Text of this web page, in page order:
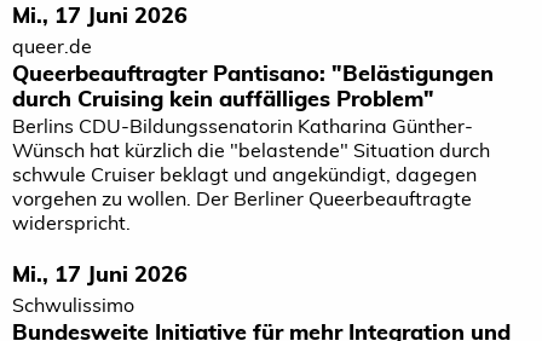
Mi., 17 Juni 2026
queer.de
Queer­beauftragter Pantisano: "Belästigungen
durch Cruising kein auffälliges Problem"
Berlins CDU-Bildungssenatorin Katharina Günther-
Wünsch hat kürzlich die "belastende" Situation durch
schwule Cruiser beklagt und angekündigt, dagegen
vorgehen zu wollen. Der Berliner Queerbeauftragte
widerspricht.
Mi., 17 Juni 2026
Schwulissimo
Bundesweite Initiative für mehr Integration und